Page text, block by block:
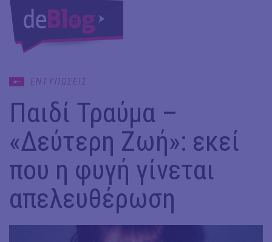
ΕΝΤΥΠΩΣΕΙΣ
Παιδί Τραύμα –
«Δεύτερη Ζωή»: εκεί
που η φυγή γίνεται
απελευθέρωση